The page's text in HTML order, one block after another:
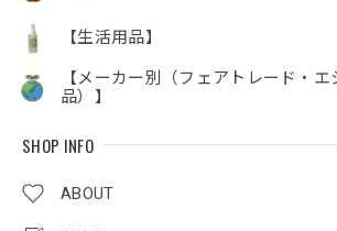
【生活用品】
【メーカー別（フェアトレード・エ
品）】
SHOP INFO
ABOUT